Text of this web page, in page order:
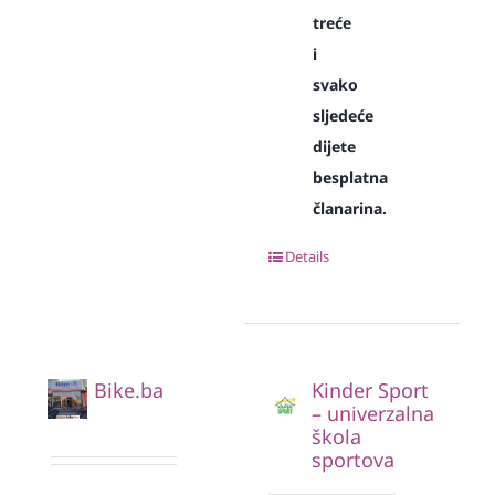
treće
i
svako
sljedeće
dijete
besplatna
članarina.
Details
Bike.ba
Kinder Sport
– univerzalna
škola
sportova